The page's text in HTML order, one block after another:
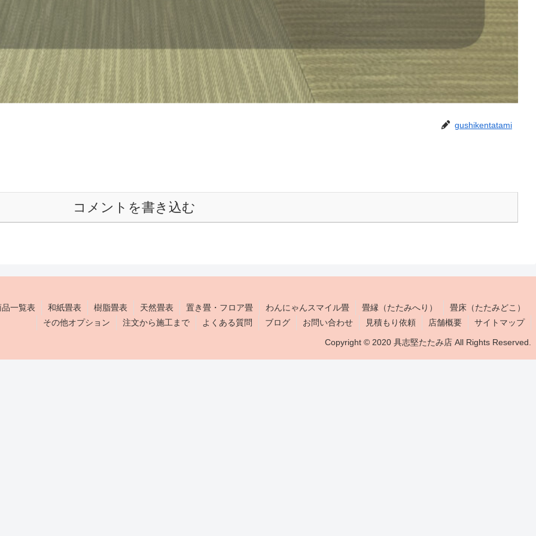
gushikentatami
コメントを書き込む
品一覧表 和紙畳表 樹脂畳表 天然畳表 置き畳・フロア畳 わんにゃんスマイル畳 畳縁（たたみへり）
畳床（たたみどこ）
その他オプション
注文から施工まで よくある質問 ブログ お問い合わせ 見積もり依頼 店舗概要 サイトマップ
Copyright © 2020 具志堅たたみ店 All Rights Reserved.